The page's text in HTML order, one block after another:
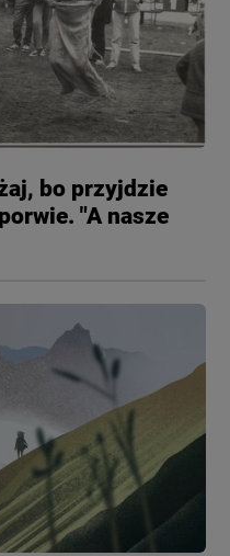
bo przyjdzie
"A nasze